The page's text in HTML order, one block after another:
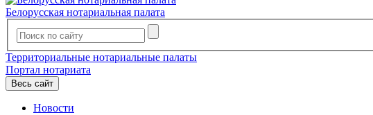
Белорусская нотариальная палата
Территориальные нотариальные палаты
Портал нотариата
Весь сайт
Новости